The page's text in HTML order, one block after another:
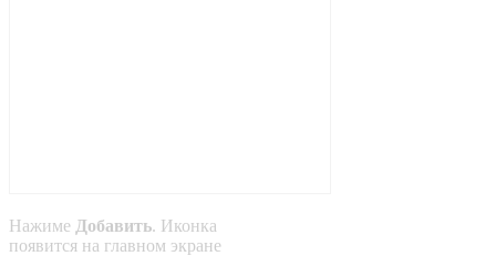
Нажиме Добавить. Иконка
появится на главном экране